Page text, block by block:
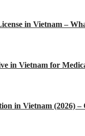
in Vietnam –
in Vietnam for
in Vietnam (2026)